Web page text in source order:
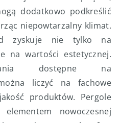
dodatkowo podkreślić
niepowtarzalny klimat.
zyskuje nie tylko na
na wartości estetycznej.
dostępne na
liczyć na fachowe
produktów. Pergole
nowoczesnej